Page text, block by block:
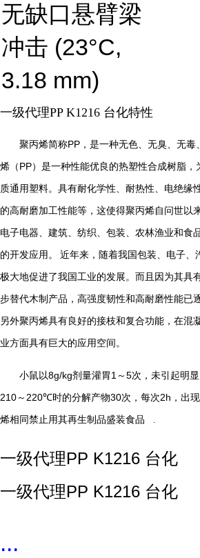
无缺口悬臂梁
冲击 (23°C,
3.18 mm)
一级代理PP K1216 台化特性
聚丙烯简称PP ，是一种无色、无臭、无毒
烯（ PP）是一种性能优良的热塑性合成树脂，
质通用塑料。具有耐化学性、耐热性、电绝缘
的高耐磨加工性能等，这使得聚丙烯自问世以
电子电器、建筑、纺织、包装、农林渔业和食
的开发应用。 近年来，随着我国包装、电子、
极大地促进了我国工业的发展。而且因为其具
步替代木制产品，高强度韧性和高耐磨性能已
另外聚丙烯具有良好的接枝和复合功能，在混
业方面具有巨大的应用空间。
小鼠以8g/kg剂量灌胃 1 ～ 5次，未引起明
210 ～ 220℃时的分解产物30次，每次2h ，出
烯相同禁止用其再生制品盛装食品 .
一级代理PP K1216 台化
一级代理PP K1216 台化
...